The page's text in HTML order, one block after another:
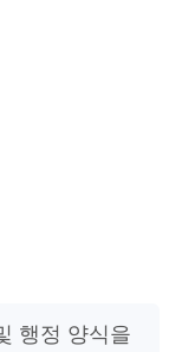
행정 양식을